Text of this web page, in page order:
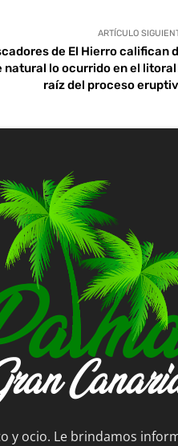
ARTÍCULO
de El Hierro califican
lo ocurrido en el litoral
raíz del proceso
y ocio. Le brindamos